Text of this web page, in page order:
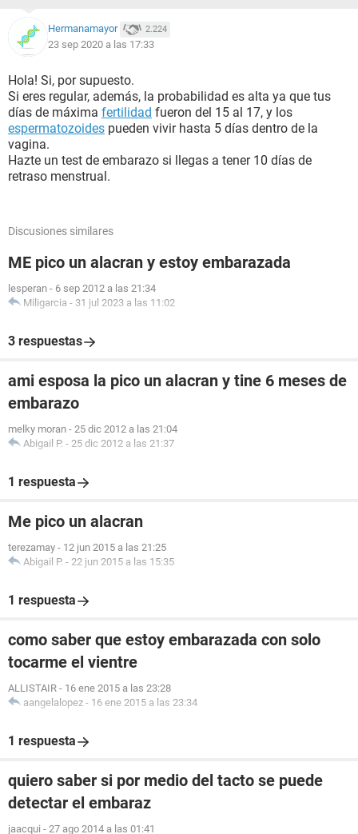
Hermanamayor 2.224
23 sep 2020 a las 17:33
Hola! Si, por supuesto.
Si eres regular, además, la probabilidad es alta ya que tus
días de máxima fertilidad fueron del 15 al 17, y los
espermatozoides pueden vivir hasta 5 días dentro de la
vagina.
Hazte un test de embarazo si llegas a tener 10 días de
retraso menstrual.
Discusiones similares
ME pico un alacran y estoy embarazada
lesperan - 6 sep 2012 a las 21:34
Miligarcia - 31 jul 2023 a las 11:02
3 respuestas
ami esposa la pico un alacran y tine 6 meses de
embarazo
melky moran - 25 dic 2012 a las 21:04
Abigail P. - 25 dic 2012 a las 21:37
1 respuesta
Me pico un alacran
terezamay - 12 jun 2015 a las 21:25
Abigail P. - 22 jun 2015 a las 15:35
1 respuesta
como saber que estoy embarazada con solo
tocarme el vientre
ALLISTAIR - 16 ene 2015 a las 23:28
aangelalopez - 16 ene 2015 a las 23:34
1 respuesta
quiero saber si por medio del tacto se puede
detectar el embaraz
jaacqui - 27 ago 2014 a las 01:41